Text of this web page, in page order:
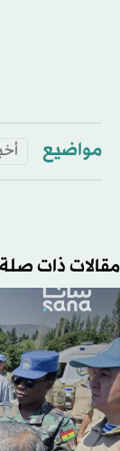
مواضيع
مقالات ذات صلة